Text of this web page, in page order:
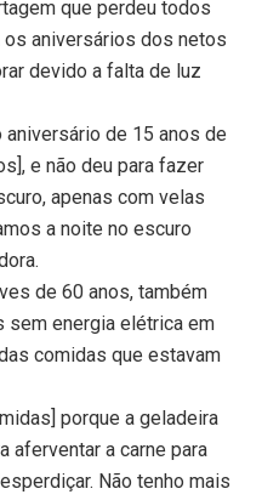
que perdeu todos
aniversários dos netos
devido a falta de luz
aniversário de 15 anos de
e não deu para fazer
apenas com velas
a noite no escuro
de 60 anos, também
sem energia elétrica em
comidas que estavam
porque a geladeira
aferventar a carne para
Não tenho mais